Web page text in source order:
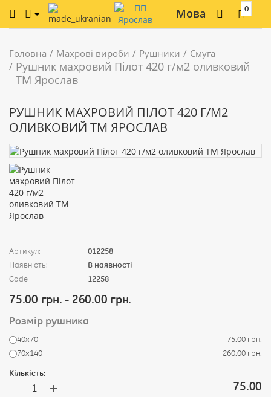
Мова 0
Головна Махрові вироби Рушники Смуга
Рушник махровий Пілот 420 г/м2 оливковий
ТМ Ярослав
РУШНИК МАХРОВИЙ ПІЛОТ 420 Г/М2
ОЛИВКОВИЙ ТМ ЯРОСЛАВ
Артикул:
012258
Наявність:
В наявності
Code
12258
75.00 грн. - 260.00 грн.
Розмір рушника
40х70
75.00 грн.
70х140
260.00 грн.
Кількість:
— + 75.00